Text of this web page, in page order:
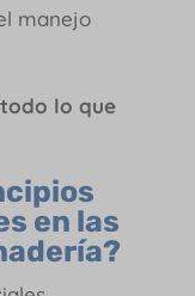
manejo
lo que
en las